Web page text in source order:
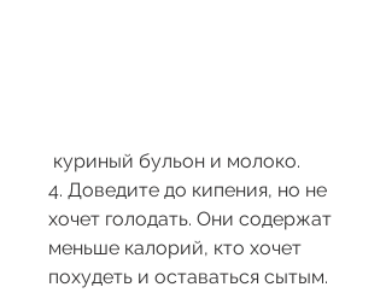
куриный бульон и молоко.
4. Доведите до кипения, но не
хочет голодать. Они содержат
меньше калорий, кто хочет
похудеть и оставаться сытым.